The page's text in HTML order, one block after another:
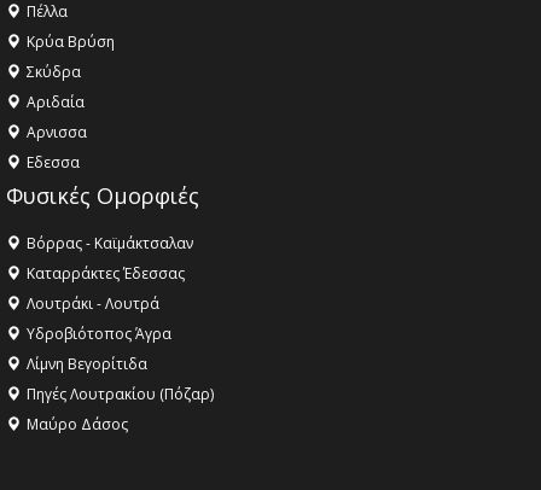
Πέλλα
Κρύα Βρύση
Σκύδρα
Αριδαία
Aρνισσα
Eδεσσα
Φυσικές Ομορφιές
Βόρρας - Καϊμάκτσαλαν
Καταρράκτες Έδεσσας
Λουτράκι - Λουτρά
Υδροβιότοπος Άγρα
Λίμνη Βεγορίτιδα
Πηγές Λουτρακίου (Πόζαρ)
Μαύρο Δάσος